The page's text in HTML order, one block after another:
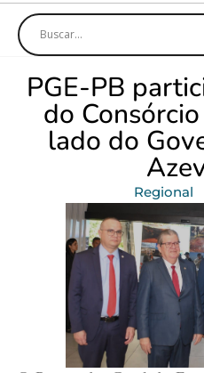
PGE-PB
do
lado do
Regional